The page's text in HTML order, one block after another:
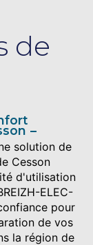
de
solution de
Cesson
d'utilisation
ELEC-
pour
de vos
la région de